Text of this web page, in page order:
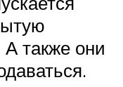
А также они